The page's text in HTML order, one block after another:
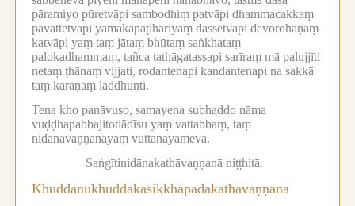
pāramiyo pūretvāpi sambodhiṃ patvāpi dhammacakkaṃ
pavattetvāpi yamakapāṭihāriyaṃ dassetvāpi devorohaṇaṃ
katvāpi yaṃ taṃ jātaṃ bhūtaṃ saṅkhataṃ
palokadhammaṃ, tañca tathāgatassapi sarīraṃ mā palujjīti
netaṃ ṭhānaṃ vijjati, rodantenapi kandantenapi na sakkā
taṃ kāraṇaṃ laddhunti.
Tena kho panāvuso, samayena subhaddo nāma
vuḍḍhapabbajitotiādīsu yaṃ vattabbaṃ, taṃ
nidānavaṇṇanāyaṃ vuttanayameva.
Saṅgītinidānakathāvaṇṇanā niṭṭhitā.
Khuddānukhuddakasikkhāpadakathāvaṇṇanā